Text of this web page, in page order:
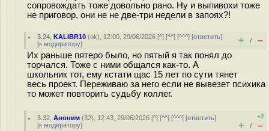
сопровождать тоже довольно рано. Ну и выпивохи тоже
не приговор, они не не две-три недели в запоях?!
3.24 ,KALIBR10 (ok), 12:00, 29/06/2026 [^] [^^] [^^^] [ответить]
[к модератору] + / –
Их раньше пятеро было, но пятый я так понял до
торчался. Тоже с ними общался как-то. А
школьник тот, ему кстати щас 15 лет по сути тянет
весь проект. Переживаю за него если не вывезет психика
то может повторить судьбу коллег.
3.32 ,Аноним (32), 12:43, 29/06/2026 [^] [^^] [^^^] [ответить]
[к модератору]
+2
+ / –